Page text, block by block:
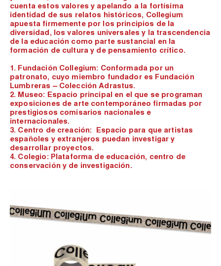
cuenta estos valores y apelando a la fortísima
identidad de sus relatos históricos, Collegium
apuesta firmemente por los principios de la
diversidad, los valores universales y la trascendencia
de la educación como parte sustancial en la
formación de cultura y de pensamiento crítico.
1. Fundación Collegium: Conformada por un
patronato, cuyo miembro fundador es Fundación
Lumbreras – Colección Adrastus.
2. Museo: Espacio principal en el que se programan
exposiciones de arte contemporáneo firmadas por
prestigiosos comisarios nacionales e
internacionales.
3. Centro de creación: Espacio para que artistas
españoles y extranjeros puedan investigar y
desarrollar proyectos.
4. Colegio: Plataforma de educación, centro de
conservación y de investigación.